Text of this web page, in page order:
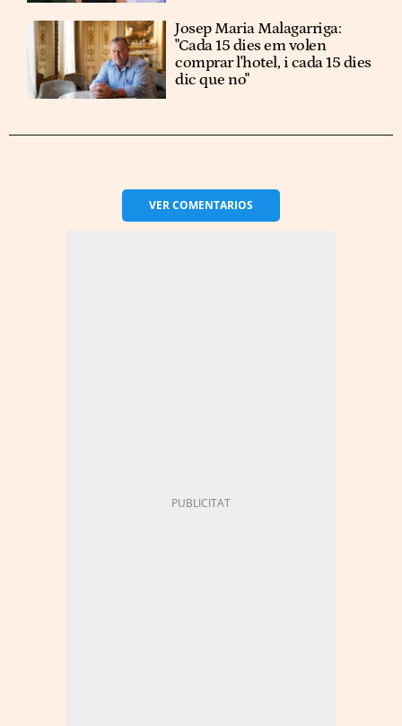
Josep Maria Malagarriga:
"Cada 15 dies em volen
comprar l'hotel, i cada 15 dies
dic que no"
VERCOMENTARIOS